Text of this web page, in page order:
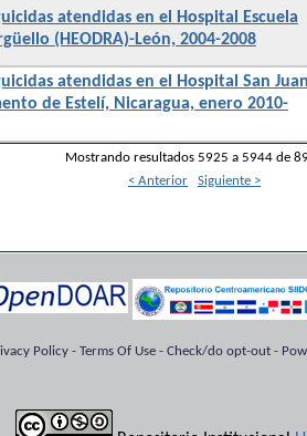
atendidas en el Hospital Escuela
(HEODRA)-León, 2004-2008
atendidas en el Hospital San Juan
de Estelí, Nicaragua, enero 2010-
Mostrando resultados 5925 a 5944 de
< Anterior
Siguiente >
Policy - Terms Of Use - Check/do opt-out -